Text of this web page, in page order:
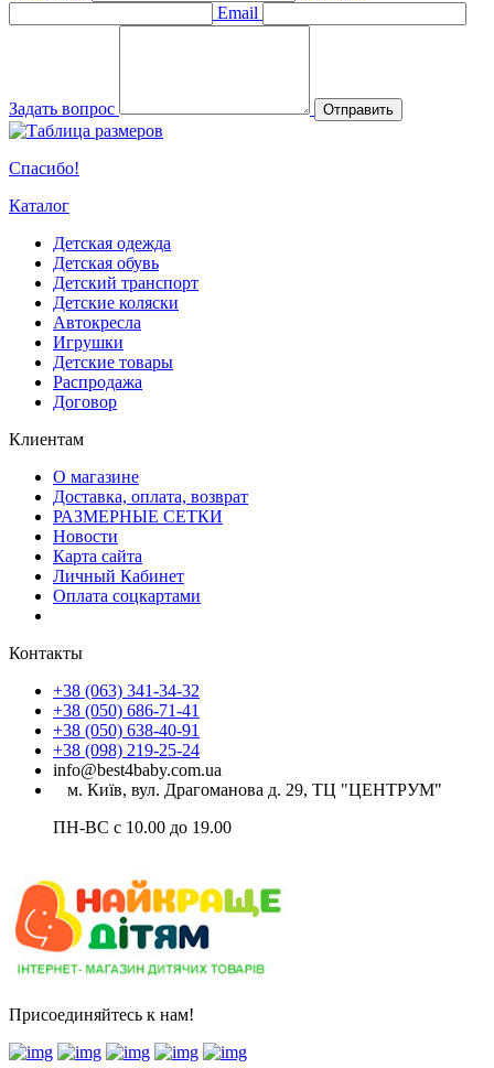
Email
Задать вопрос Отправить
Спасибо!
Каталог
Детская одежда
Детская обувь
Детский транспорт
Детские коляски
Автокресла
Игрушки
Детские товары
Распродажа
Договор
Клиентам
О магазине
Доставка, оплата, возврат
РАЗМЕРНЫЕ СЕТКИ
Новости
Карта сайта
Личный Кабинет
Оплата соцкартами
Контакты
+38 (063) 341-34-32
+38 (050) 686-71-41
+38 (050) 638-40-91
+38 (098) 219-25-24
info@best4baby.com.ua
м. Київ, вул. Драгоманова д. 29, ТЦ "ЦЕНТРУМ"
ПН-ВС с 10.00 до 19.00
Присоединяйтесь к нам!